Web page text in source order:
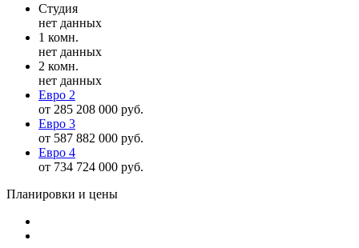
Студия
нет данных
1 комн.
нет данных
2 комн.
нет данных
Евро 2
от 285 208 000 руб.
Евро 3
от 587 882 000 руб.
Евро 4
от 734 724 000 руб.
Планировки и цены